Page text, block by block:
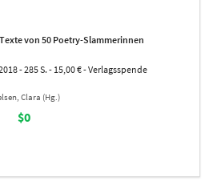
von 50 Poetry-Slammerinnen
- 285 S. - 15,00 € - Verlagsspende
Clara (Hg.)
$0